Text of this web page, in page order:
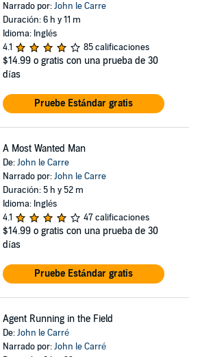
Narrado por:John le Carre
Duración: 6 h y 11 m
Idioma: Inglés
4.1
85 calificaciones
$14.99 o gratis con una prueba de 30
días
Pruebe Estándar gratis
A Most Wanted Man
De:John le Carre
Narrado por:John le Carre
Duración: 5 h y 52 m
Idioma: Inglés
4.1
47 calificaciones
$14.99 o gratis con una prueba de 30
días
Pruebe Estándar gratis
Agent Running in the Field
De:John le Carré
Narrado por:John le Carré